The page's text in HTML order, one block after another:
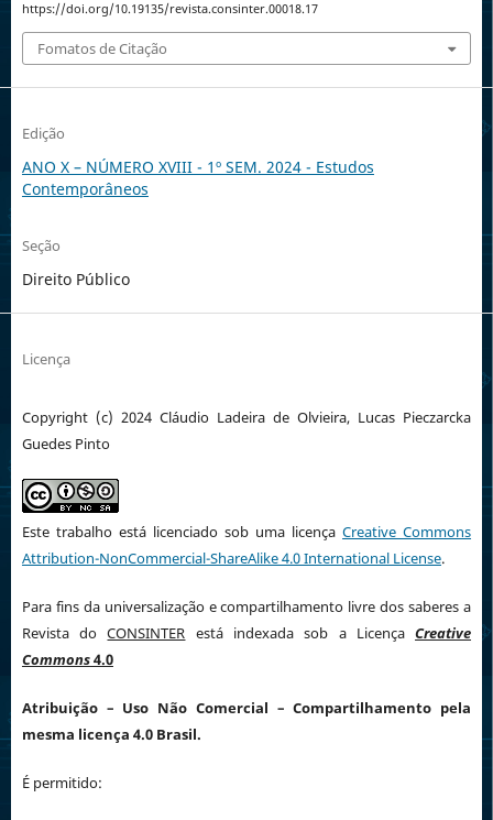
https://doi.org/10.19135/revista.consinter.00018.17
Fomatos de Citação
Edição
ANO X – NÚMERO XVIII - 1º SEM. 2024 - Estudos
Contemporâneos
Seção
Direito Público
Licença
Copyright (c) 2024 Cláudio Ladeira de Olvieira, Lucas Pieczarcka
Guedes Pinto
Este trabalho está licenciado sob uma licençaCreative Commons
Attribution-NonCommercial-ShareAlike 4.0 International License.
Para fins da universalização e compartilhamento livre dos saberes a
Revista doCONSINTER está indexada sob a LicençaCreative
Commons4.0
Atribuição – Uso Não Comercial – Compartilhamento pela
mesma licença 4.0 Brasil.
É permitido: